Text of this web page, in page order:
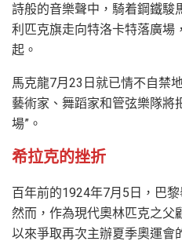
詩般的音樂聲中，騎着鋼鐵駿
利匹克旗走向特洛卡特落廣場
起。
馬克龍7月23日就已情不自禁
藝術家、舞蹈家和管弦樂隊將
場”。
希拉克的挫折
百年前的1924年7月5日，巴
然而，作為現代奧林匹克之父
以來爭取再次主辦夏季奧運會